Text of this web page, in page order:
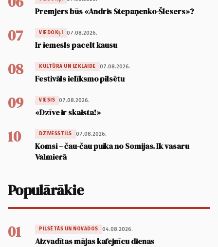
Premjers būs «Andris Stepaņenko-Šlesers»?
07 VIEDOKĻI 07.08.2026.
Ir iemesls pacelt kausu
08 KULTŪRA UN IZKLAIDE 07.08.2026.
Festivāls ielīksmo pilsētu
09 VIESIS 07.08.2026.
«Dzīve ir skaista!»
10 DZĪVESSTILS 07.08.2026.
Komsi – čau-čau puika no Somijas. Ik vasaru
Valmierā
Populārākie
01 PILSĒTĀS UN NOVADOS 04.08.2026.
Aizvadītas mājas kafejnīcu dienas